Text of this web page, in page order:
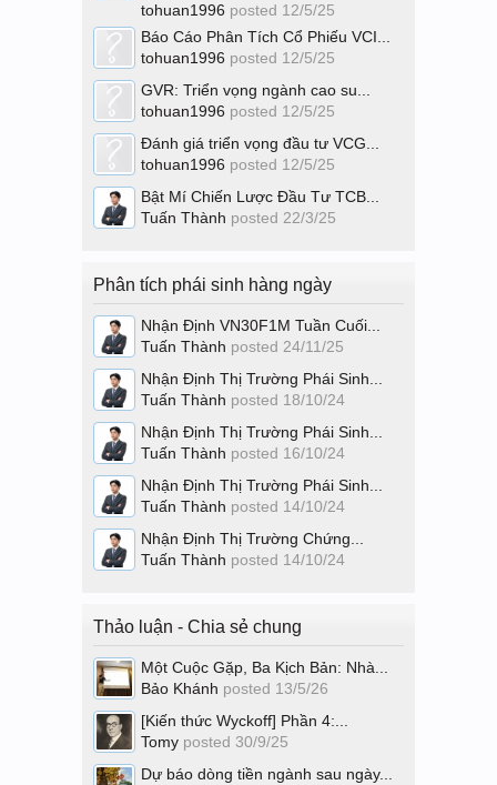
tohuan1996 posted 12/5/25
Báo Cáo Phân Tích Cổ Phiếu VCI...
tohuan1996 posted 12/5/25
GVR: Triển vọng ngành cao su...
tohuan1996 posted 12/5/25
Đánh giá triển vọng đầu tư VCG...
tohuan1996 posted 12/5/25
Bật Mí Chiến Lược Đầu Tư TCB...
Tuấn Thành posted 22/3/25
Phân tích phái sinh hàng ngày
Nhận Định VN30F1M Tuần Cuối...
Tuấn Thành posted 24/11/25
Nhận Định Thị Trường Phái Sinh...
Tuấn Thành posted 18/10/24
Nhận Định Thị Trường Phái Sinh...
Tuấn Thành posted 16/10/24
Nhận Định Thị Trường Phái Sinh...
Tuấn Thành posted 14/10/24
Nhận Định Thị Trường Chứng...
Tuấn Thành posted 14/10/24
Thảo luận - Chia sẻ chung
Một Cuộc Gặp, Ba Kịch Bản: Nhà...
Bảo Khánh posted 13/5/26
[Kiến thức Wyckoff] Phần 4:...
Tomy posted 30/9/25
Dự báo dòng tiền ngành sau ngày...